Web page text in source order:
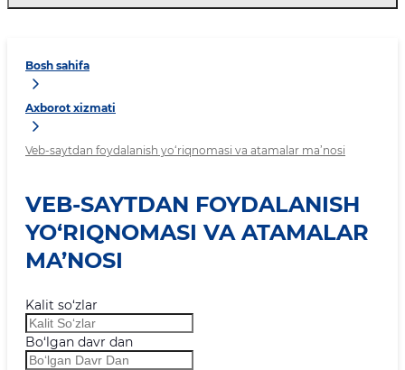
Bosh sahifa
Axborot xizmati
Veb-saytdan foydalanish yo‘riqnomasi va atamalar ma’nosi
VEB-SAYTDAN FOYDALANISH
YO‘RIQNOMASI VA ATAMALAR
MA’NOSI
Kalit so‘zlar
Bo‘lgan davr dan